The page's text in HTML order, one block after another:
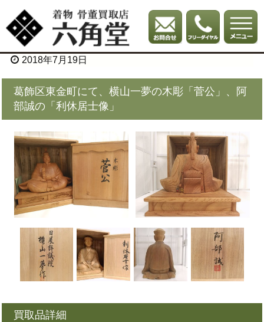
2018年7月19日
葛飾区東金町にて、横山一夢の木彫「菅公」、阿
部誠の「利休居士像」
買取品詳細